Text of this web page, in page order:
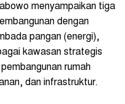
menyampaikan tiga
dengan
pangan (energi),
kawasan strategis
rumah
dan infrastruktur.